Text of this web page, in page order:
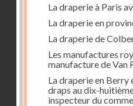
La draperie à Paris
La draperie en
La draperie de
Les manufactures
manufacture de Van
La draperie en Berry
draps au dix-
inspecteur du